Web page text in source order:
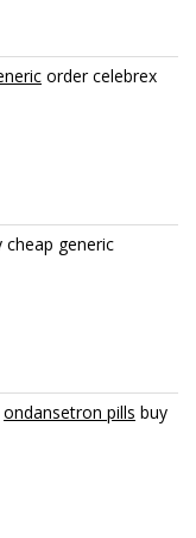
order celebrex
cheap generic
ondansetron pills buy